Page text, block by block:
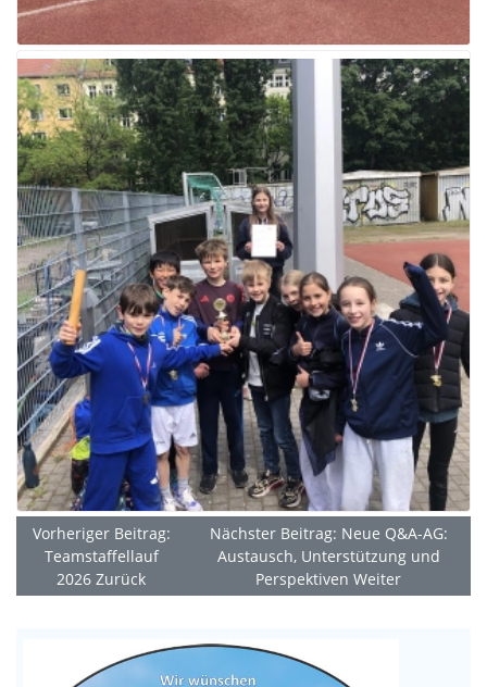
Vorheriger Beitrag:
Teamstaffellauf
2026Zurück
Nächster Beitrag: Neue Q&A-AG:
Austausch, Unterstützung und
PerspektivenWeiter